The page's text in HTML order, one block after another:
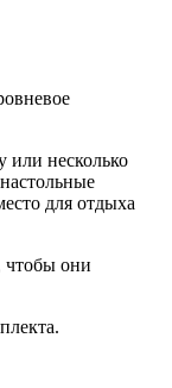
или несколько
для отдыха
чтобы они